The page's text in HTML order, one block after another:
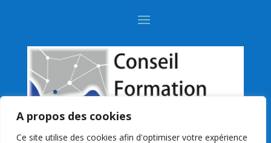
A propos des cookies
Ce site utilise des cookies afin d'optimiser votre expérience